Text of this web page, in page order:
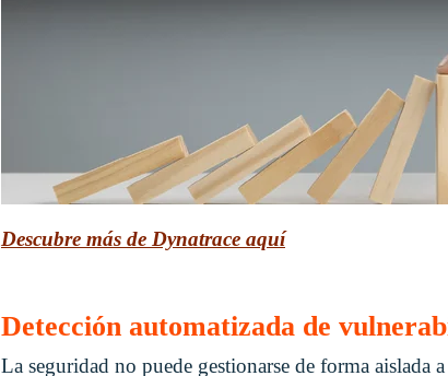
Descubre más de Dynatrace aquí
Detección automatizada de
La seguridad no puede gestionarse de forma aislada